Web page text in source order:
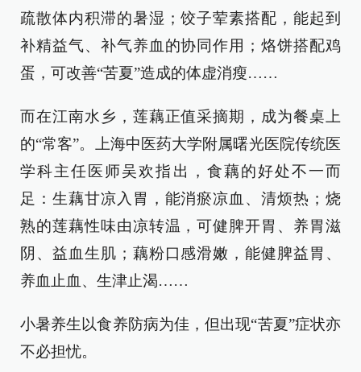
疏散体内积滞的暑湿；饺子荤素搭配，能起到
补精益气、补气养血的协同作用；烙饼搭配鸡
蛋，可改善“苦夏”造成的体虚消瘦……
而在江南水乡，莲藕正值采摘期，成为餐桌上
的“常客”。上海中医药大学附属曙光医院传统医
学科主任医师吴欢指出，食藕的好处不一而
足：生藕甘凉入胃，能消瘀凉血、清烦热；烧
熟的莲藕性味由凉转温，可健脾开胃、养胃滋
阴、益血生肌；藕粉口感滑嫩，能健脾益胃、
养血止血、生津止渴……
小暑养生以食养防病为佳，但出现“苦夏”症状亦
不必担忧。